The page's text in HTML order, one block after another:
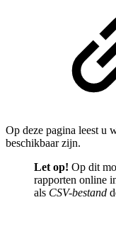
Op deze pagina leest u
beschikbaar zijn.
Let op! Op dit
rapporten online
als CSV-bestand